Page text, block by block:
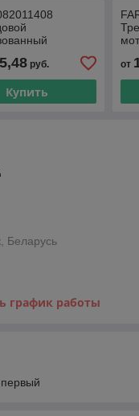
24В, 1
м3/ч
руб.
Купить
от
Беларусь
график работы